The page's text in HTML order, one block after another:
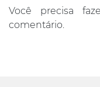
Você precisa
comentário.